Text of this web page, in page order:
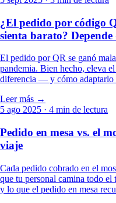
¿El pedido por código
sienta barato? Depende
El pedido por QR se ganó
pandemia. Bien hecho, eleva
diferencia — y cómo adaptarlo
Leer más →
5 ago 2025 · 4 min de lectura
Pedido en mesa vs. el
viaje
Cada pedido cobrado en el
que tu personal camina todo
y lo que el pedido en mesa